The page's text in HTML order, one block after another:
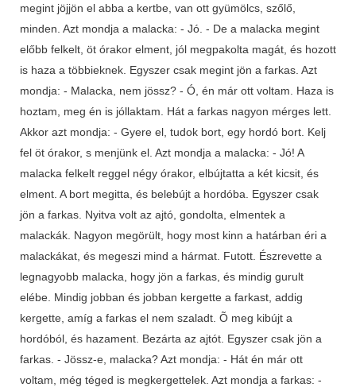
megint jöjjön el abba a kertbe, van ott gyümölcs, szőlő,
minden. Azt mondja a malacka: - Jó. - De a malacka megint
előbb felkelt, öt órakor elment, jól megpakolta magát, és hozott
is haza a többieknek. Egyszer csak megint jön a farkas. Azt
mondja: - Malacka, nem jössz? - Ó, én már ott voltam. Haza is
hoztam, meg én is jóllaktam. Hát a farkas nagyon mérges lett.
Akkor azt mondja: - Gyere el, tudok bort, egy hordó bort. Kelj
fel öt órakor, s menjünk el. Azt mondja a malacka: - Jó! A
malacka felkelt reggel négy órakor, elbújtatta a két kicsit, és
elment. A bort megitta, és belebújt a hordóba. Egyszer csak
jön a farkas. Nyitva volt az ajtó, gondolta, elmentek a
malackák. Nagyon megörült, hogy most kinn a határban éri a
malackákat, és megeszi mind a hármat. Futott. Észrevette a
legnagyobb malacka, hogy jön a farkas, és mindig gurult
elébe. Mindig jobban és jobban kergette a farkast, addig
kergette, amíg a farkas el nem szaladt. Õ meg kibújt a
hordóból, és hazament. Bezárta az ajtót. Egyszer csak jön a
farkas. - Jössz-e, malacka? Azt mondja: - Hát én már ott
voltam, még téged is megkergettelek. Azt mondja a farkas: -